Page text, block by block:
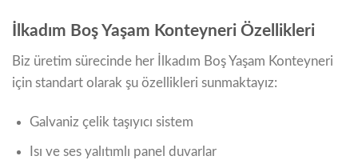
İlkadım Boş Yaşam Konteyneri Özellikleri
Biz üretim sürecinde her İlkadım Boş Yaşam Konteyneri
için standart olarak şu özellikleri sunmaktayız:
Galvaniz çelik taşıyıcı sistem
Isı ve ses yalıtımlı panel duvarlar